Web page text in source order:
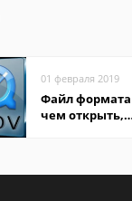
01 февраля 2019
Файл формата
чем открыть,